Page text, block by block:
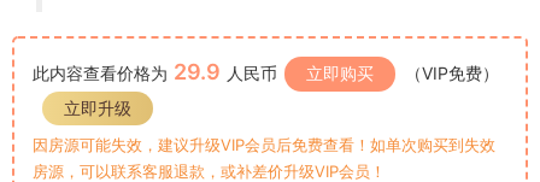
此内容查看价格为 29.9 人民币 立即购买
（VIP免费）
立即升级
因房源可能失效，建议升级VIP会员后免费查看！如单次购买到失效
房源，可以联系客服退款，或补差价升级VIP会员！